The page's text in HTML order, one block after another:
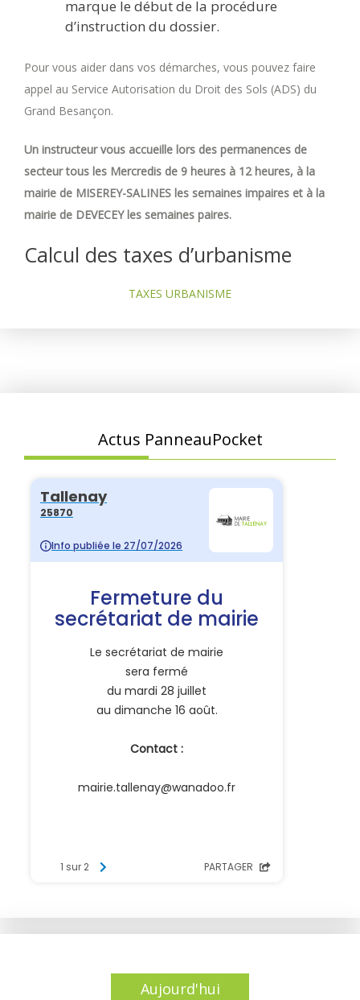
marque le début de la procédure
d’instruction du dossier.
Pour vous aider dans vos démarches, vous pouvez faire
appel au Service Autorisation du Droit des Sols (ADS) du
Grand Besançon.
Un instructeur vous accueille lors des permanences de
secteur tous les Mercredis de 9 heures à 12 heures, à la
mairie de MISEREY-SALINES les semaines impaires et à la
mairie de DEVECEY les semaines paires.
Calcul des taxes d’urbanisme
TAXES URBANISME
Actus PanneauPocket
Aujourd'hui